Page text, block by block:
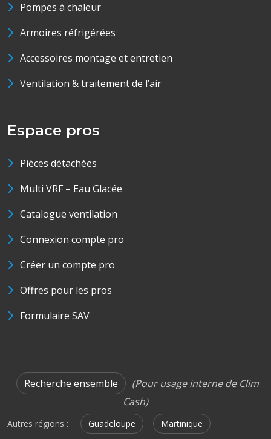
Pompes à chaleur
Armoires réfrigérées
Accessoires montage et entretien
Ventilation & traitement de l’air
Espace pros
Pièces détachées
Multi VRF – Eau Glacée
Catalogue ventilation
Connexion compte pro
Créer un compte pro
Offres pour les pros
Formulaire SAV
Recherche ensemble
(Pour usage interne de Clim
Cash)
Autres régions : Guadeloupe Martinique